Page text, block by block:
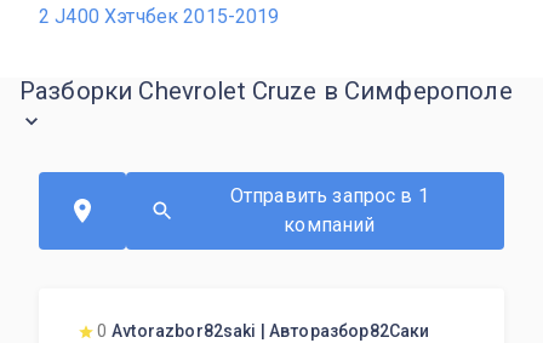
2 J400 Хэтчбек 2015-2019
Разборки Chevrolet Cruze в Симферополе
Отправить запрос в 1
компаний
0 Avtorazbor82saki | Авторазбор82Саки